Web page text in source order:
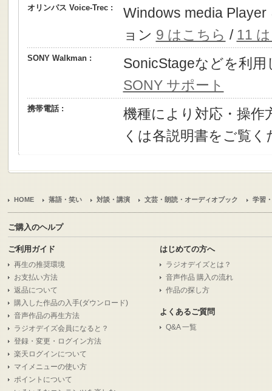
オリンパス Voice-Trec :
Windows media
ョン 9 はこちら / 11
SONY Walkman :
SonicStageなどを利
SONY サポート
携帯電話 :
機種により対応・操作
くは各説明書をご覧く
HOME 落語・笑い 対談・講演 文芸・朗読・オーディオブック 学習
ご購入のヘルプ
ご利用ガイド
再生の推奨環境
お支払い方法
返品について
購入した作品の入手(ダウンロード)
音声作品の再生方法
ラジオデイズ会員になると？
登録・変更・ログイン方法
楽天ログインについて
マイメニューの使い方
ポイントについて
はじめての方へ
ラジオデイズとは？
音声作品 購入の流れ
作品の探し方
よくあるご質問
Q&A 一覧